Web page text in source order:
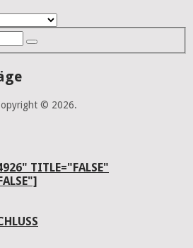
© 2026.
TITLE="FALSE"